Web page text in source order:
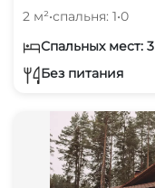
2 м²•спальня: 1•0
Спальных мест: 3
Без питания